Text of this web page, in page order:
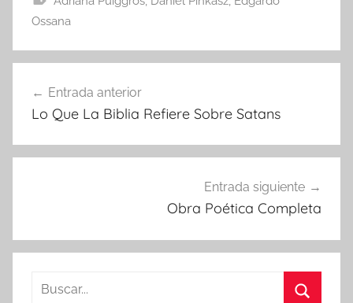
Ossana
de
Entrada anterior
Lo Que La Biblia Refiere Sobre Satans
Entrada siguiente
Obra Poética Completa
Buscar: